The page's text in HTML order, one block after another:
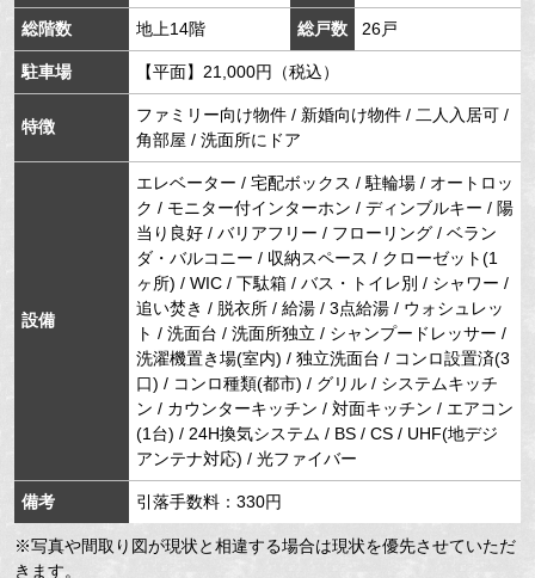
総階数 地上14階 総戸数 26戸
駐車場 【平面】21,000円（税込）
特徴
ファミリー向け物件 / 新婚向け物件 / 二人入居可 /
角部屋 / 洗面所にドア
設備
エレベーター / 宅配ボックス / 駐輪場 / オートロッ
ク / モニター付インターホン / ディンブルキー / 陽
当り良好 / バリアフリー / フローリング / ベラン
ダ・バルコニー / 収納スペース / クローゼット(1
ヶ所) / WIC / 下駄箱 / バス・トイレ別 / シャワー /
追い焚き / 脱衣所 / 給湯 / 3点給湯 / ウォシュレッ
ト / 洗面台 / 洗面所独立 / シャンプードレッサー /
洗濯機置き場(室内) / 独立洗面台 / コンロ設置済(3
口) / コンロ種類(都市) / グリル / システムキッチ
ン / カウンターキッチン / 対面キッチン / エアコン
(1台) / 24H換気システム / BS / CS / UHF(地デジ
アンテナ対応) / 光ファイバー
備考 引落手数料：330円
※写真や間取り図が現状と相違する場合は現状を優先させていただ
きます。